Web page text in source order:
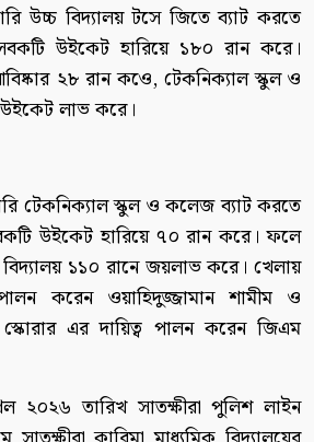
উচ্চ বিদ্যালয় টসে জিতে ব্যাট করতে
উইকেট হারিয়ে ১৮০ রান করে।
২৮ রান কওে, টেকনিক্যাল স্কুল ও
লাভ করে।
টেকনিক্যাল স্কুল ও কলেজ ব্যাট করতে
উইকেট হারিয়ে ৭০ রান করে। ফলে
বিদ্যালয় ১১০ রানে জয়লাভ করে। খেলায়
করেন ওয়াহিদুজ্জামান শামীম ও
এর দায়িত্ব পালন করেন জিএম
২০২৬ তারিখ সাতক্ষীরা পুলিশ লাইন